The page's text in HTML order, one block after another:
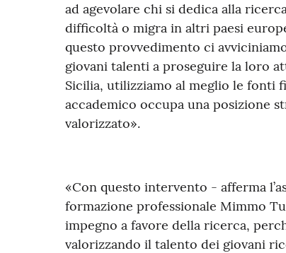
ad agevolare chi si dedica alla
difficoltà o migra in altri paesi
questo provvedimento ci
giovani talenti a proseguire la loro
Sicilia, utilizziamo al meglio le fonti
accademico occupa una posizione
valorizzato».
«Con questo intervento - afferma
formazione professionale Mimmo
impegno a favore della ricerca,
valorizzando il talento dei giovani